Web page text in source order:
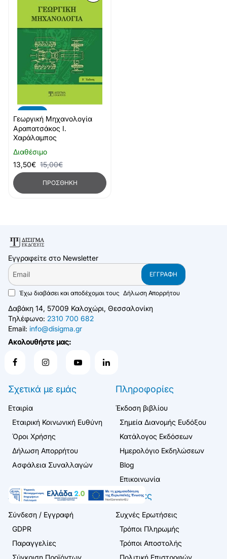
Διαθέσιμο
Γεωργική Μηχανολογία
Αραπατσάκος Ι.
Χαράλαμπος
13,50€ 15,00€
ΠΡΟΣΘΉΚΗ
Εγγραφείτε στο Newsletter
Email
ΕΓΓΡΑΦΉ
Έχω διαβάσει και αποδέχομαι τους Δήλωση Απορρήτου
Δαβάκη 14, 57009 Καλοχώρι, Θεσσαλονίκη
Τηλέφωνο: 2310 700 682
Email: info@disigma.gr
Ακολουθήστε μας:
Σχετικά με εμάς
Εταιρία
Εταιρική Κοινωνική Ευθύνη
Όροι Χρήσης
Δήλωση Απορρήτου
Ασφάλεια Συναλλαγών
Πληροφορίες
Έκδοση βιβλίου
Σημεία Διανομής Ευδόξου
Κατάλογος Εκδόσεων
Ημερολόγιο Εκδηλώσεων
Blog
Επικοινωνία
Λογαριασμός
Σύνδεση / Εγγραφή
GDPR
Παραγγελίες
Σύγκριση Προϊόντων
Πελάτες
Συχνές Ερωτήσεις
Τρόποι Πληρωμής
Τρόποι Αποστολής
Πολιτική Επιστροφών